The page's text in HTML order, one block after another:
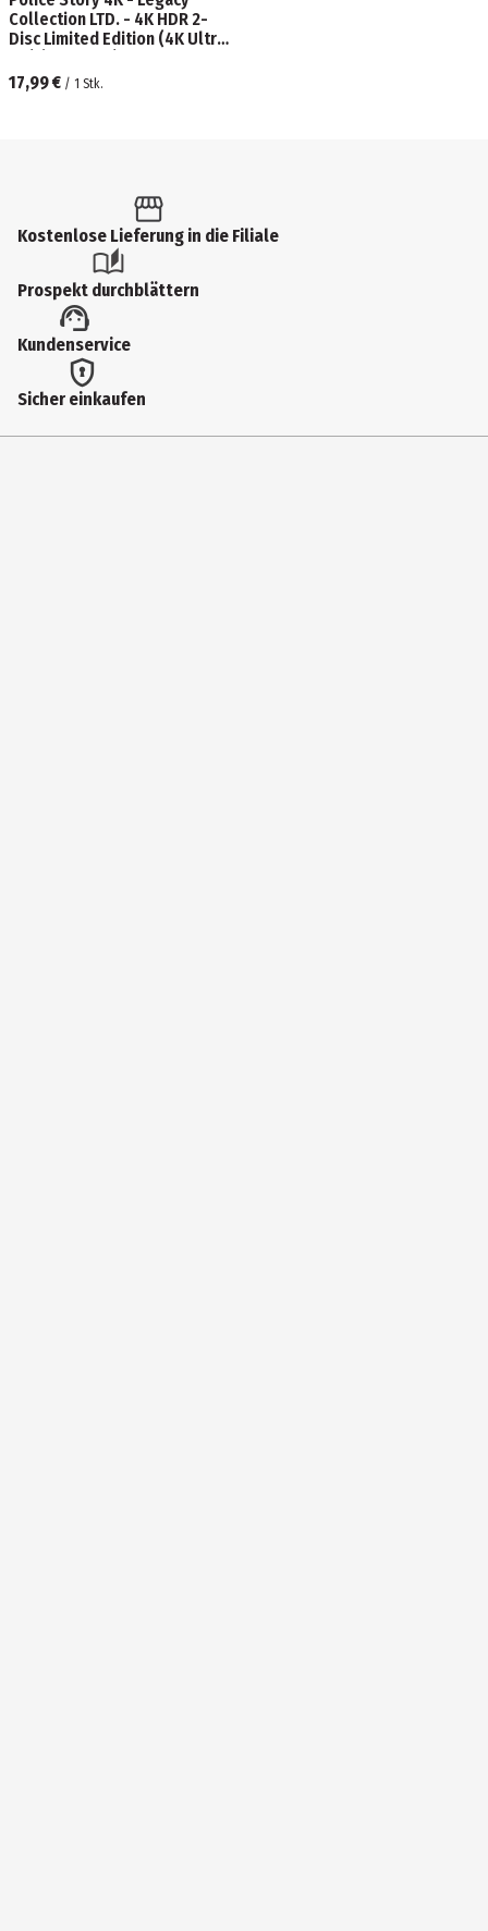
Collection LTD. - 4K HDR 2-
Disc Limited Edition (4K Ultra
17,99 € / 1 Stk.
Kostenlose Lieferung in die Filiale
Prospekt durchblättern
Kundenservice
Sicher einkaufen